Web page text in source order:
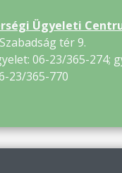
Ügyeleti
tér 9.
06-23/365-274;
23/365-770